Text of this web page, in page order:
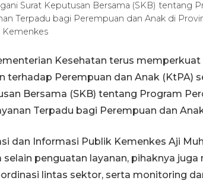
Surat Keputusan Bersama (SKB) tentang
Terpadu bagi Perempuan dan Anak di
Kemenkes
Kesehatan terus
terhadap Perempuan dan Anak (KtPA)
Bersama (SKB) tentang Program
Terpadu bagi Perempuan dan
dan Informasi Publik Kemenkes Aji
selain penguatan layanan, pihaknya
lintas sektor, serta monitoring